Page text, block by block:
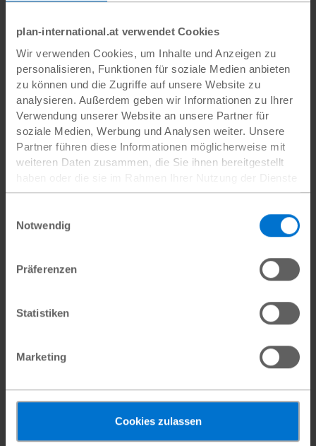
plan-international.at verwendet Cookies
Wir verwenden Cookies, um Inhalte und Anzeigen zu
personalisieren, Funktionen für soziale Medien anbieten
zu können und die Zugriffe auf unsere Website zu
analysieren. Außerdem geben wir Informationen zu Ihrer
Verwendung unserer Website an unsere Partner für
soziale Medien, Werbung und Analysen weiter. Unsere
Partner führen diese Informationen möglicherweise mit
weiteren Daten zusammen, die Sie ihnen bereitgestellt
gesammelt haben.
Notwendig
Präferenzen
Statistiken
Marketing
Cookies zulassen
Bei unserem Regionalprojekt „Mädchen-Netzwerke:
Gemeinsam sind wir stark“ in Lateinamerika arbeiten wir mit
Jugendorganisationen zusammen. Der Fokus liegt dabei
auf Guatemala und Peru, wo jeweils über 1.000
Jugendliche an den Projektaktivitäten teilnehmen. Ziel ist
es, indigenen Mädchen und jungen Frauen Mittel und
Fähigkeiten an die Hand zu geben, damit sie ihre Rechte
Einen wichtigen Beitrag für unsere Vision leistet auch
unsere globale Kampagne für echte Gleichberechtigung